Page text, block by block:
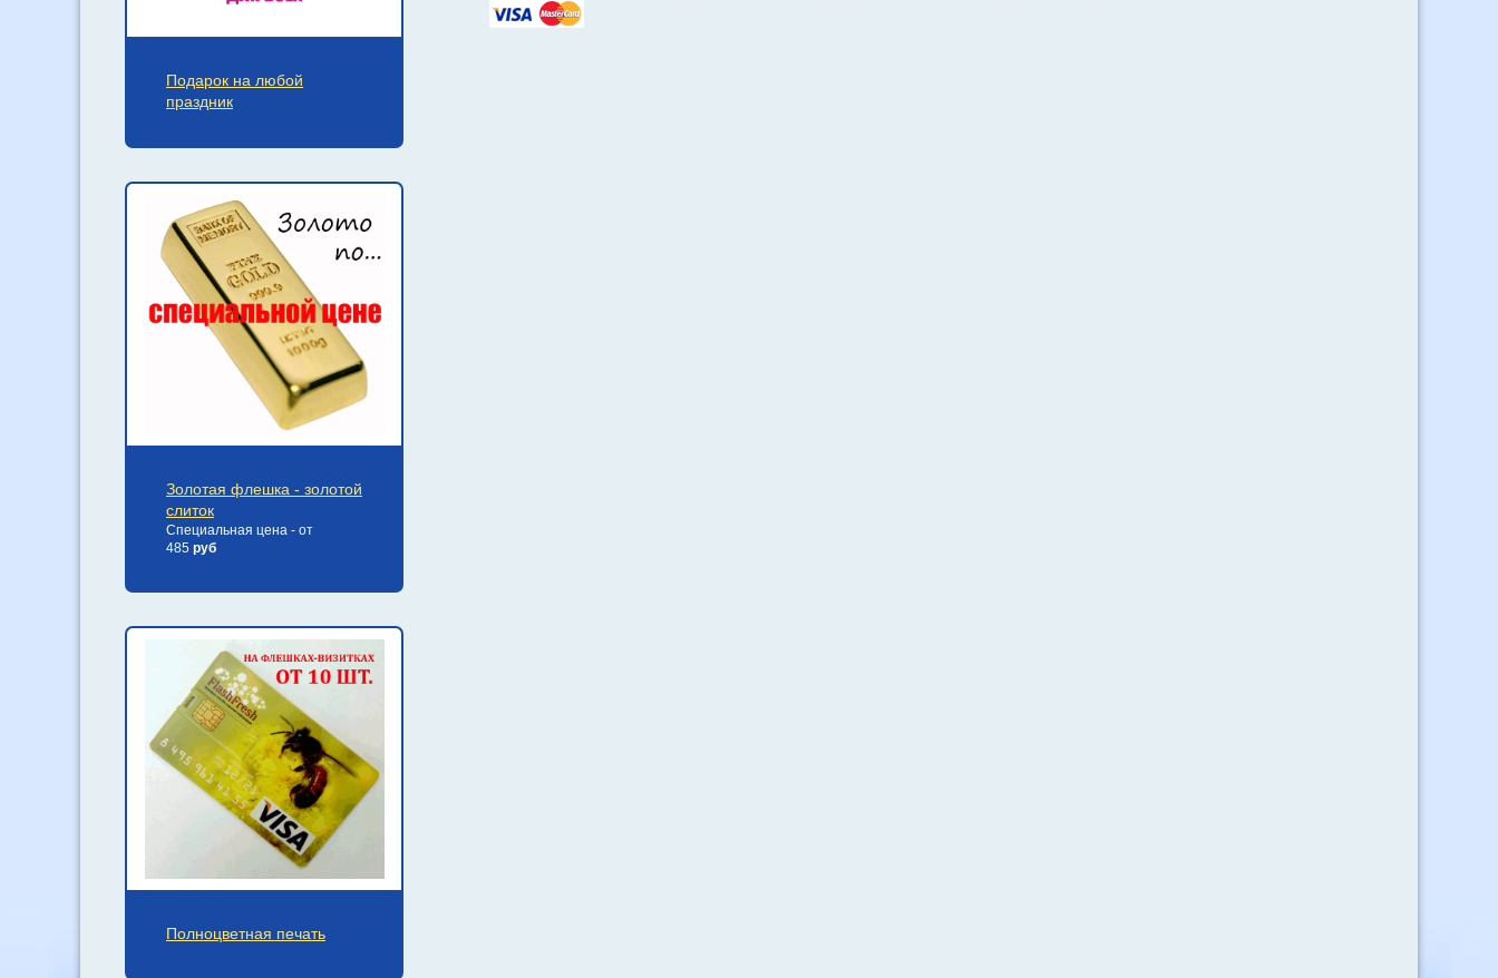
Подарок на любой
праздник
Золотая флешка - золотой
слиток
Специальная цена - от
485 руб
Полноцветная печать